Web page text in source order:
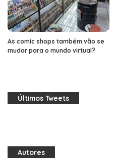
As comic shops também vão se
mudar para o mundo virtual?
Últimos Tweets
Autores